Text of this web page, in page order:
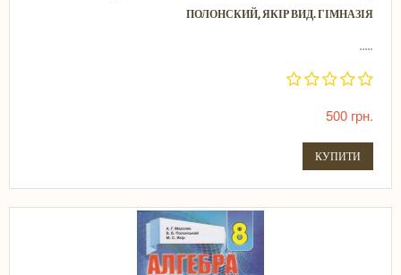
ПОЛОНСКИЙ, ЯКІР ВИД. ГІМНАЗІЯ
.....
500 грн.
КУПИТИ